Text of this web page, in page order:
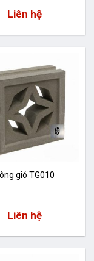
Liên hệ
gió TG010
Liên hệ